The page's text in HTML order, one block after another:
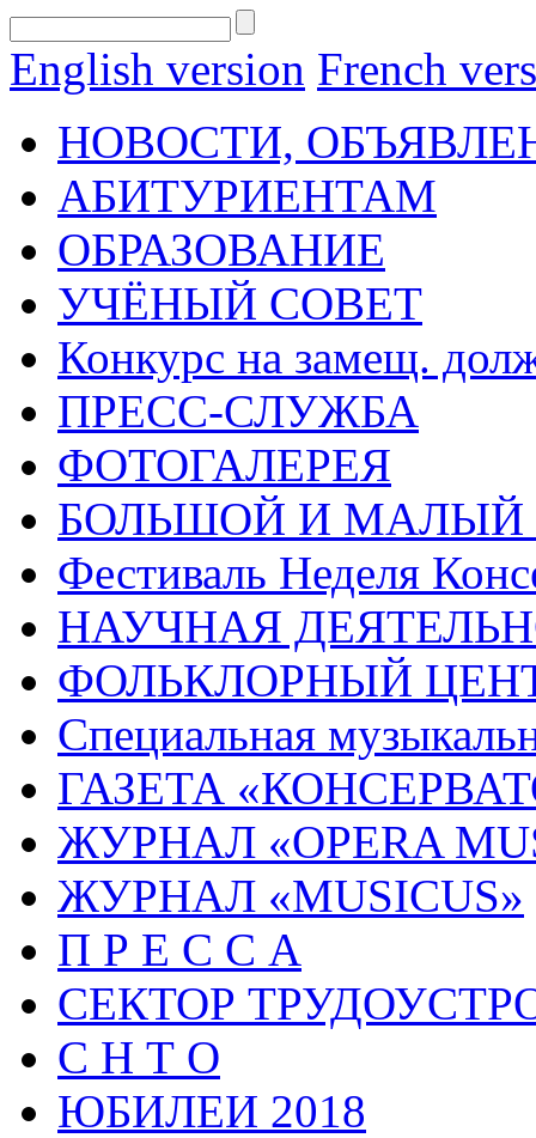
English version French
НОВОСТИ,
АБИТУРИЕНТАМ
ОБРАЗОВАНИЕ
УЧЁНЫЙ СОВЕТ
Конкурс на замещ.
ПРЕСС-СЛУЖБА
ФОТОГАЛЕРЕЯ
БОЛЬШОЙ И МАЛЫЙ
Фестиваль Неделя
НАУЧНАЯ
ФОЛЬКЛОРНЫЙ
Специальная
ГАЗЕТА
ЖУРНАЛ «OPERA
ЖУРНАЛ «MUSICUS»
П Р Е С С А
СЕКТОР
С Н Т О
ЮБИЛЕИ 2018